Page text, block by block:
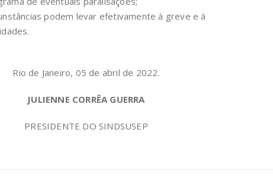
podem levar efetivamente à greve e à
Rio de Janeiro, 05 de abril de 2022.
JULIENNE CORRÊA GUERRA
PRESIDENTE DO SINDSUSEP